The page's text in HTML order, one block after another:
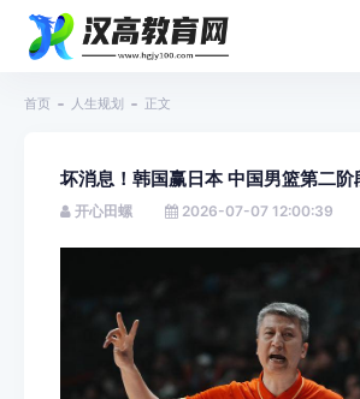
首页 人生规划 正文
坏消息！韩国赢日本 中国男篮第二
开心田螺 2026-07-07 12:00:39